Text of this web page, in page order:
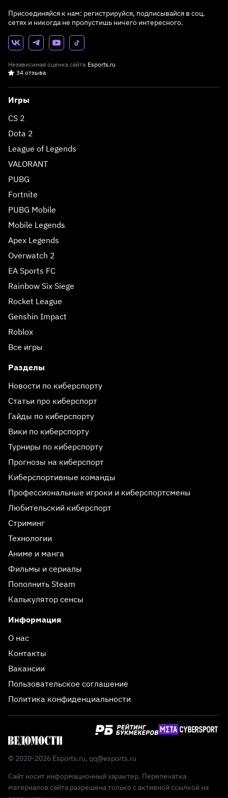
Присоединяйся к нам: регистрируйся, подписывайся в соц.
сетях и никогда не пропустишь ничего интересного.
Независимая оценка сайта Esports.ru
34 отзыва
Игры
CS 2
Dota 2
League of Legends
VALORANT
PUBG
Fortnite
PUBG Mobile
Mobile Legends
Apex Legends
Overwatch 2
EA Sports FC
Rainbow Six Siege
Rocket League
Genshin Impact
Roblox
Все игры
Разделы
Новости по киберспорту
Статьи про киберспорт
Гайды по киберспорту
Вики по киберспорту
Турниры по киберспорту
Прогнозы на киберспорт
Киберспортивные команды
Профессиональные игроки и киберспортсмены
Любительский киберспорт
Стриминг
Технологии
Аниме и манга
Фильмы и сериалы
Пополнить Steam
Калькулятор сенсы
Информация
О нас
Контакты
Вакансии
Пользовательское соглашение
Политика конфиденциальности
© 2020-2026 Esports.ru, qq@esports.ru
Сайт носит информационный характер. Перепечатка
материалов сайта разрешена только с активной ссылкой на